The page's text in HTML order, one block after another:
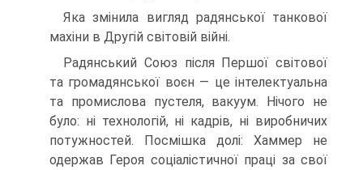
Яка змінила вигляд радянської танкової
махіни в Другій світовій війні.
Радянський Союз після Першої світової
та громадян­ської воєн — це інтелектуальна
та промислова пустеля, вакуум. Нічого не
було: ні технологій, ні кадрів, ні ви­робничих
потужностей. Посмішка долі: Хаммер не
одер­жав Героя соціалістичної праці за свої